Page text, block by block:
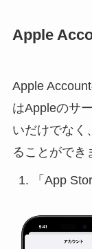
Apple
Apple
はAppleのサ
いだけでなく
ることができ
1. 「App